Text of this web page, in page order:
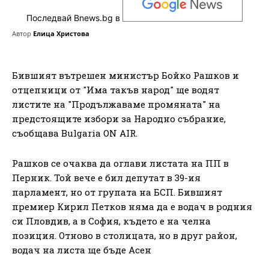
Последвай Bnews.bg в
Автор Елица Христова
Бившият вътрешен министър Бойко Рашков и
отцепници от "Има такъв народ" ще водят
листите на "Продължаваме промяната" на
предстоящите избори за Народно събрание,
съобщава Bulgaria ON AIR.
Рашков се очаква да оглави листата на ПП в
Перник. Той вече е бил депутат в 39-ия
парламент, но от групата на БСП. Бившият
премиер Кирил Петков няма да е водач в родния
си Пловдив, а в София, където е на челна
позиция. Отново в столицата, но в друг район,
водач на листа ще бъде Асен